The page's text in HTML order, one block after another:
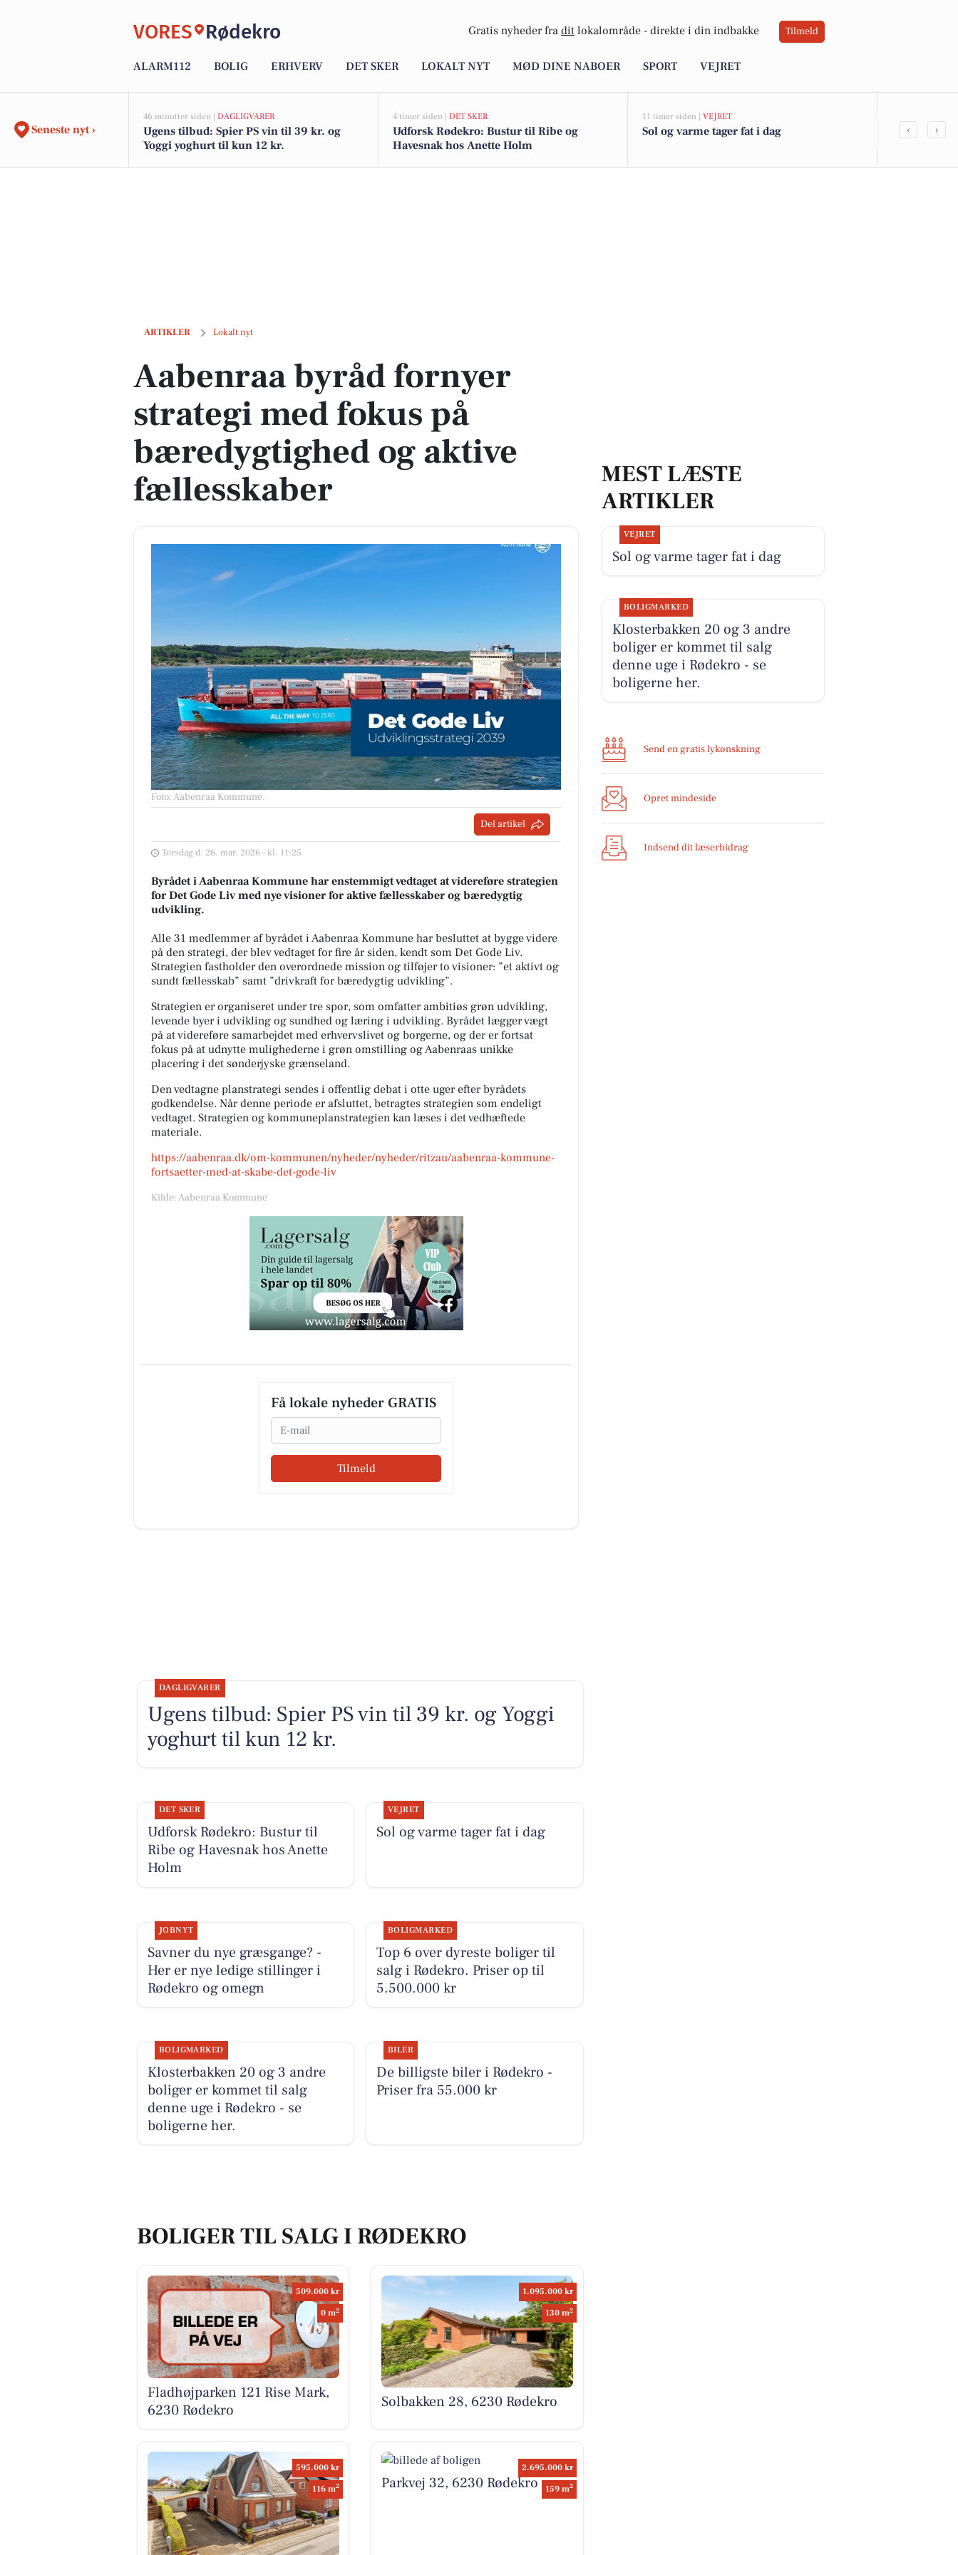
VORES Rødekro Gratis nyheder fra dit lokalområde - direkte i din indbakke Tilmeld
ALARM112 BOLIG ERHVERV DET SKER LOKALT NYT MØD DINE NABOER SPORT VEJRET
Seneste nyt ›
46 minutter siden | DAGLIGVARER
Ugens tilbud: Spier PS vin til 39 kr. og
Yoggi yoghurt til kun 12 kr.
4 timer siden | DET SKER
Udforsk Rødekro: Bustur til Ribe og
Havesnak hos Anette Holm
11 timer siden | VEJRET
Sol og varme tager fat i dag
Savner du
‹ ›
ARTIKLER Lokalt nyt
Aabenraa byråd fornyer strategi med fokus på bæredygtighed og aktive fællesskaber
Aabenraa byråd fornyer
strategi med fokus på
bæredygtighed og aktive
fællesskaber
Foto: Aabenraa Kommune.
Del artikel
Torsdag d. 26. mar. 2026 - kl. 11:25
Byrådet i Aabenraa Kommune har enstemmigt vedtaget at videreføre strategien
for Det Gode Liv med nye visioner for aktive fællesskaber og bæredygtig
udvikling.
Alle 31 medlemmer af byrådet i Aabenraa Kommune har besluttet at bygge videre
på den strategi, der blev vedtaget for fire år siden, kendt som Det Gode Liv.
Strategien fastholder den overordnede mission og tilføjer to visioner: ”et aktivt og
sundt fællesskab” samt ”drivkraft for bæredygtig udvikling”.
Strategien er organiseret under tre spor, som omfatter ambitiøs grøn udvikling,
levende byer i udvikling og sundhed og læring i udvikling. Byrådet lægger vægt
på at videreføre samarbejdet med erhvervslivet og borgerne, og der er fortsat
fokus på at udnytte mulighederne i grøn omstilling og Aabenraas unikke
placering i det sønderjyske grænseland.
Den vedtagne planstrategi sendes i offentlig debat i otte uger efter byrådets
godkendelse. Når denne periode er afsluttet, betragtes strategien som endeligt
vedtaget. Strategien og kommuneplanstrategien kan læses i det vedhæftede
materiale.
https://aabenraa.dk/om-kommunen/nyheder/nyheder/ritzau/aabenraa-kommune-
fortsaetter-med-at-skabe-det-gode-liv
Kilde: Aabenraa Kommune
Få lokale nyheder GRATIS
Email
Tilmeld
MEST LÆSTE
ARTIKLER
VEJRET
Sol og varme tager fat i dag
BOLIGMARKED
Klosterbakken 20 og 3 andre
boliger er kommet til salg
denne uge i Rødekro - se
boligerne her.
Send en gratis lykønskning
Opret mindeside
Indsend dit læserbidrag
DAGLIGVARER
Ugens tilbud: Spier PS vin til 39 kr. og Yoggi
yoghurt til kun 12 kr.
DET SKER
Udforsk Rødekro: Bustur til
Ribe og Havesnak hos Anette
Holm
VEJRET
Sol og varme tager fat i dag
JOBNYT
Savner du nye græsgange? -
Her er nye ledige stillinger i
Rødekro og omegn
BOLIGMARKED
Top 6 over dyreste boliger til
salg i Rødekro. Priser op til
5.500.000 kr
BOLIGMARKED
Klosterbakken 20 og 3 andre
boliger er kommet til salg
denne uge i Rødekro - se
boligerne her.
BILER
De billigste biler i Rødekro -
Priser fra 55.000 kr
BOLIGER TIL SALG I RØDEKRO
509.000 kr
0 m2
Fladhøjparken 121 Rise Mark,
6230 Rødekro
1.095.000 kr
130 m2
Solbakken 28, 6230 Rødekro
595.000 kr
116 m2
2.695.000 kr
159 m2
Parkvej 32, 6230 Rødekro